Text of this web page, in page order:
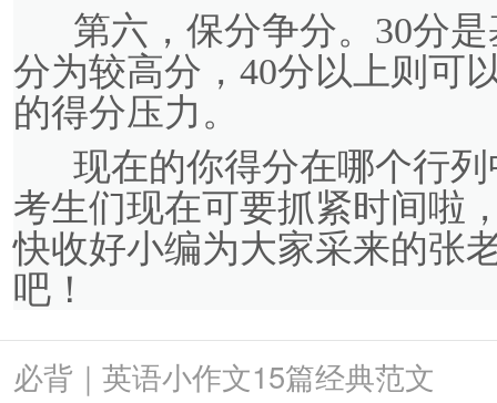
第六，保分争分。30分是
分为较高分，40分以上则可
的得分压力。
现在的你得分在哪个行列
考生们现在可要抓紧时间啦
快收好小编为大家采来的张
吧！
必背｜英语小作文15篇经典范文